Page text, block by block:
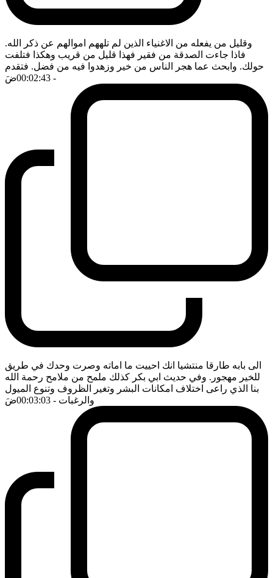
وقليل من يفعله من الاغنياء الذين لم تلههم اموالهم عن ذكر الله.
فاذا جاءت الصدقة من فقير فهذا قليل من قريب وهكذا فتلفت
حولك. وابحث عما هجر الناس من خير وزهدوا فيه من فضل. فتقدم
- 00:02:43
ضَ
الى بابه طارقا منتشيا انك احييت ما اماته وصرت وحدك في طريق
للخير مهجور. وفي حديث ابي بكر كذلك ملمح من ملامح رحمة الله
بنا الذي راعى اختلاف امكانات البشر وتغير الظروف وتنوع الميول
والرغبات - 00:03:03 ضَ